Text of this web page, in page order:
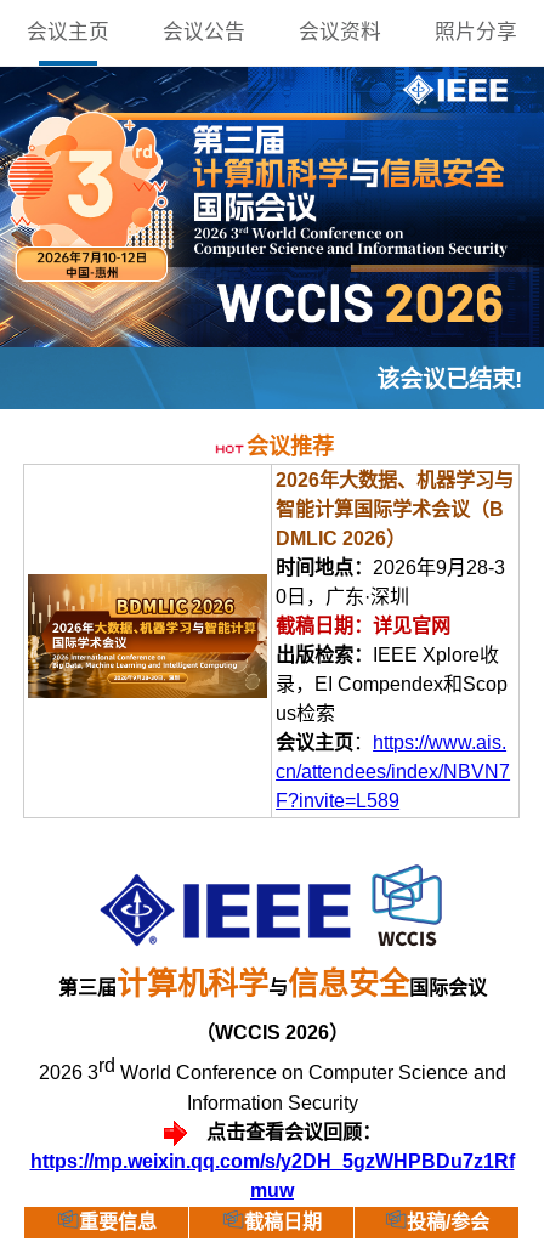
会议主页 会议公告 会议资料 照片分享
该会议已结束!
会议推荐
2026年大数据、机器学习与
智能计算国际学术会议（B
DMLIC 2026）
时间地点： 2026年9月28-3
0日，广东·深圳
截稿日期：详见官网
出版检索：
IEEE Xplore收
录，EI Compendex和Scop
us检索
会议主页 ：
https://www.ais.
cn/attendees/index/NBVN7
F?invite=L589
第三届计算机科学与信息安全国际会议
（WCCIS 2026）
2026 3rd World Conference on Computer Science and
Information Security
点击查看会议回顾：
https://mp.weixin.qq.com/s/y2DH_5gzWHPBDu7z1Rf
muw
重要信息
截稿日期
投稿/参会